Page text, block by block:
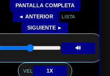
PANTALLA COMPLETA
◄ ANTERIOR
LISTA
SIGUIENTE ►
🔊
VEL 1X